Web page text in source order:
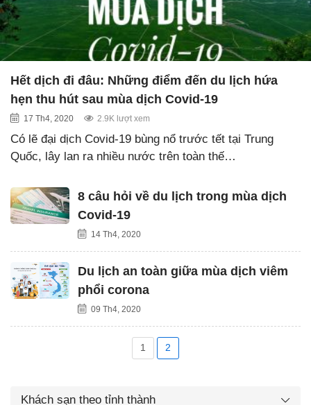
Hết dịch đi đâu: Những điểm đến du lịch hứa
hẹn thu hút sau mùa dịch Covid-19
17 Th4, 2020 2.9K lượt xem
Có lẽ đại dịch Covid-19 bùng nổ trước tết tại Trung
Quốc, lây lan ra nhiều nước trên toàn thế…
8 câu hỏi về du lịch trong mùa dịch
Covid-19
14 Th4, 2020
Du lịch an toàn giữa mùa dịch viêm
phổi corona
09 Th4, 2020
1 2
Khách sạn theo tỉnh thành